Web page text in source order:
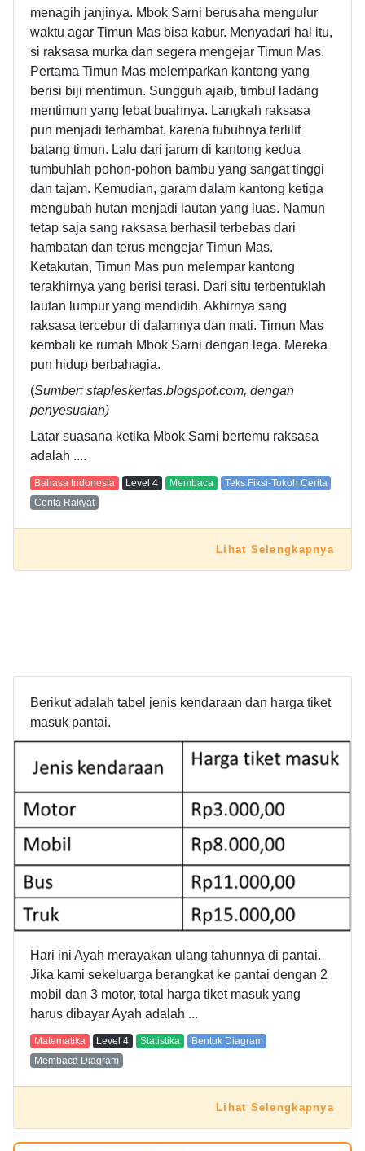
menagih janjinya. Mbok Sarni berusaha mengulur
waktu agar Timun Mas bisa kabur. Menyadari hal itu,
si raksasa murka dan segera mengejar Timun Mas.
Pertama Timun Mas melemparkan kantong yang
berisi biji mentimun. Sungguh ajaib, timbul ladang
mentimun yang lebat buahnya. Langkah raksasa
pun menjadi terhambat, karena tubuhnya terlilit
batang timun. Lalu dari jarum di kantong kedua
tumbuhlah pohon-pohon bambu yang sangat tinggi
dan tajam. Kemudian, garam dalam kantong ketiga
mengubah hutan menjadi lautan yang luas. Namun
tetap saja sang raksasa berhasil terbebas dari
hambatan dan terus mengejar Timun Mas.
Ketakutan, Timun Mas pun melempar kantong
terakhirnya yang berisi terasi. Dari situ terbentuklah
lautan lumpur yang mendidih. Akhirnya sang
raksasa tercebur di dalamnya dan mati. Timun Mas
kembali ke rumah Mbok Sarni dengan lega. Mereka
pun hidup berbahagia.
(Sumber: stapleskertas.blogspot.com, dengan
penyesuaian)
Latar suasana ketika Mbok Sarni bertemu raksasa
adalah ....
Bahasa Indonesia Level 4 Membaca
Teks Fiksi-Tokoh Cerita
Cerita Rakyat
Lihat Selengkapnya
Berikut adalah tabel jenis kendaraan dan harga tiket
masuk pantai.
Hari ini Ayah merayakan ulang tahunnya di pantai.
Jika kami sekeluarga berangkat ke pantai dengan 2
mobil dan 3 motor, total harga tiket masuk yang
harus dibayar Ayah adalah ...
Matematika Level 4 Statistika
Bentuk Diagram
Membaca Diagram
Lihat Selengkapnya